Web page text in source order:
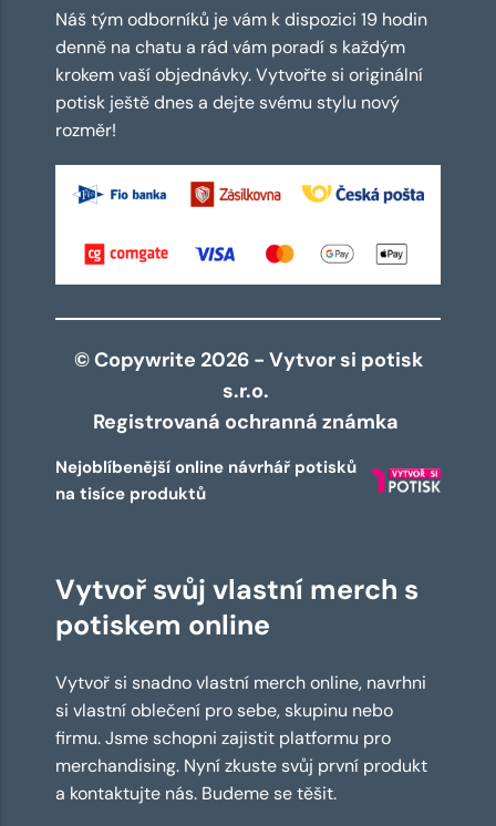
Náš tým odborníků je vám k dispozici 19 hodin
denně na chatu a rád vám poradí s každým
krokem vaší objednávky. Vytvořte si originální
potisk ještě dnes a dejte svému stylu nový
rozměr!
© Copywrite 2026 - Vytvor si potisk
s.r.o.
Registrovaná ochranná známka
Nejoblíbenější online návrhář potisků
na tisíce produktů
Vytvoř svůj vlastní merch s
potiskem online
Vytvoř si snadno vlastní merch online, navrhni
si vlastní oblečení pro sebe, skupinu nebo
firmu. Jsme schopni zajistit platformu pro
merchandising. Nyní zkuste svůj první produkt
a kontaktujte nás. Budeme se těšit.